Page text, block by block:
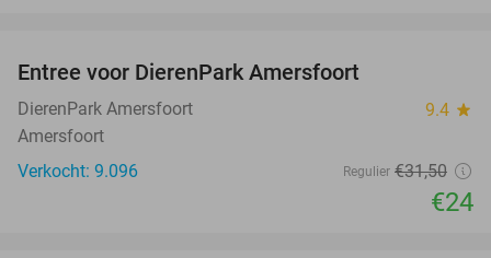
Entree voor DierenPark Amersfoort
DierenPark Amersfoort 9.4 star
Amersfoort
Verkocht: 9.096
Regulier €31,50
€24